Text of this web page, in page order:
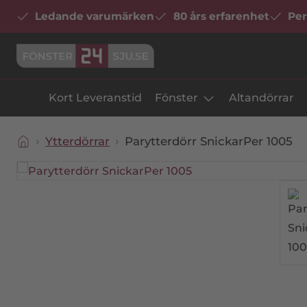
Ledande varumärken 80 års erfarenhet
Kort Leveranstid Fönster Altandörrar
Ytterdörrar Parytterdörr SnickarPer 1005